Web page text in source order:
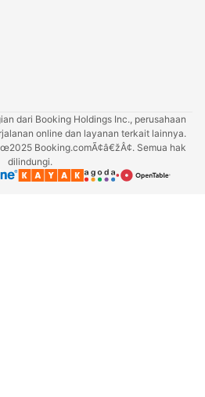
dari Booking Holdings Inc., perusahaan
online dan layanan terkait lainnya.
Booking.comÃ¢â€žÂ¢. Semua hak
dilindungi.